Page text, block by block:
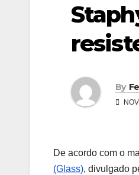
By
De acordo com o
(Glass), divulgado